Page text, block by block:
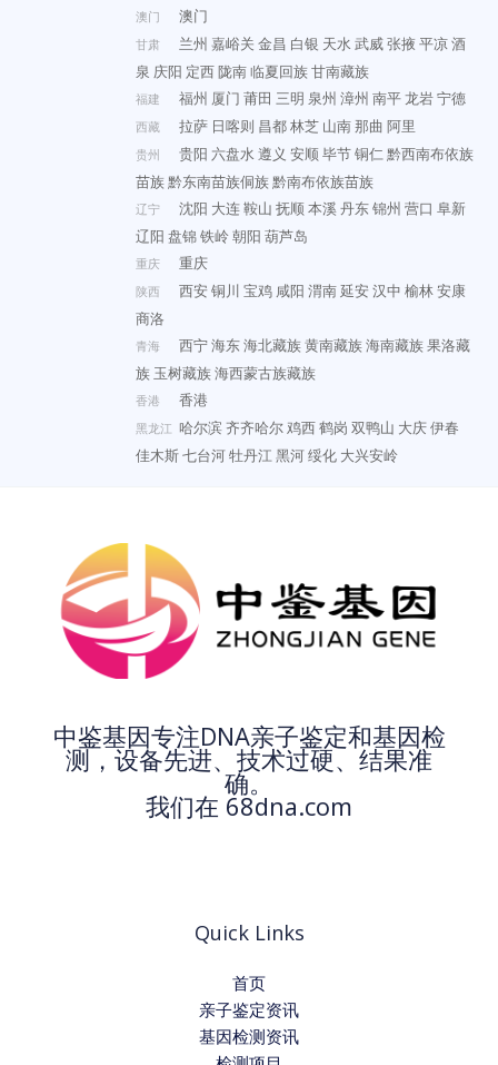
澳门 澳门
甘肃 兰州 嘉峪关 金昌 白银 天水武威张掖平凉酒
泉 庆阳 定西陇南临夏回族甘南藏族
福建 福州 厦门 莆田 三明 泉州 漳州 南平龙岩宁德
西藏 拉萨 日喀则 昌都林芝 山南那曲 阿里
贵州 贵阳 六盘水遵义 安顺毕节铜仁黔西南布依族
苗族黔东南苗族侗族黔南布依族苗族
辽宁 沈阳 大连鞍山 抚顺本溪丹东锦州 营口 阜新
辽阳 盘锦铁岭朝阳 葫芦岛
重庆 重庆
陕西 西安铜川 宝鸡 咸阳 渭南延安汉中 榆林安康
商洛
青海 西宁海东海北藏族黄南藏族海南藏族果洛藏
族 玉树藏族海西蒙古族藏族
香港 香港
黑龙江 哈尔滨齐齐哈尔鸡西鹤岗 双鸭山 大庆伊春
佳木斯七台河牡丹江黑河绥化 大兴安岭
中鉴基因专注DNA亲子鉴定和基因检
测，设备先进、技术过硬、结果准
确。
我们在 68dna.com
Quick Links
首页
亲子鉴定资讯
基因检测资讯